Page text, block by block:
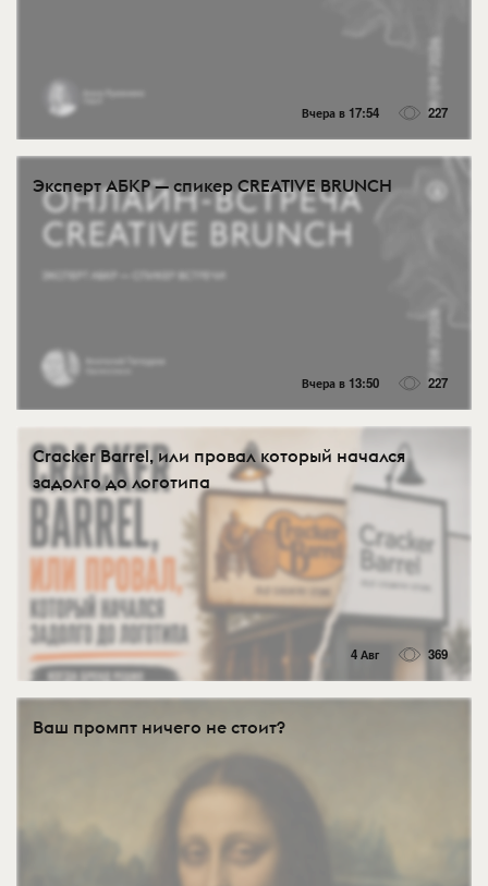
Вчера в 17:54 227
Эксперт АБКР — спикер CREATIVE BRUNCH
Вчера в 13:50 227
Cracker Barrel, или провал который начался
задолго до логотипа
4 Авг 369
Ваш промпт ничего не стоит?